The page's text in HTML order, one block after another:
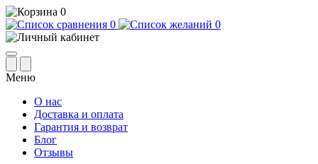
0
0
0
Меню
О нас
Доставка и оплата
Гарантия и возврат
Блог
Отзывы